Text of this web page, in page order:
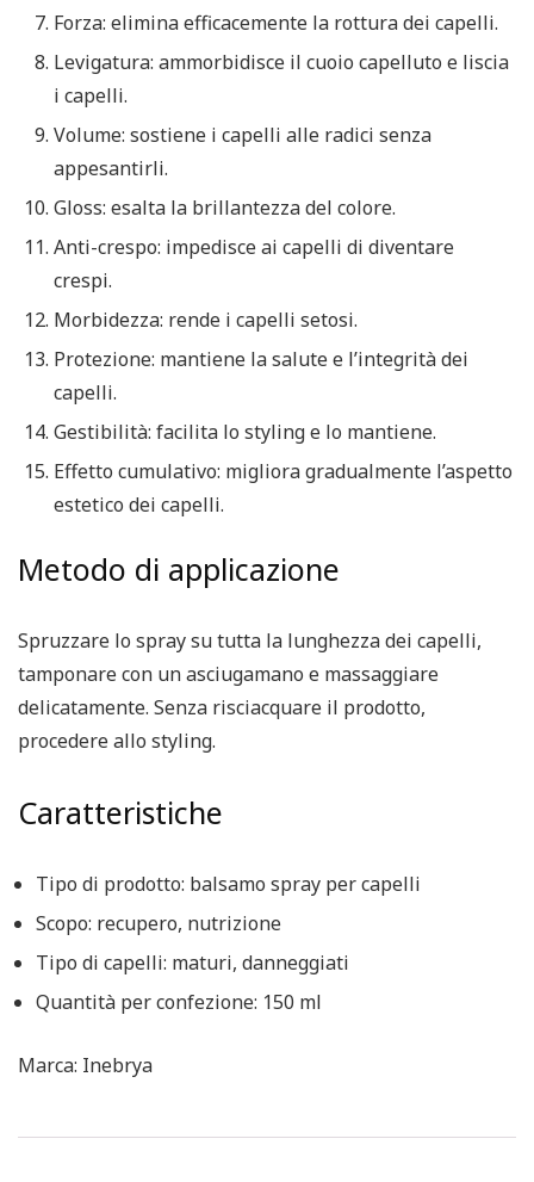
Forza: elimina efficacemente la rottura dei capelli.
Levigatura: ammorbidisce il cuoio capelluto e liscia
i capelli.
Volume: sostiene i capelli alle radici senza
appesantirli.
Gloss: esalta la brillantezza del colore.
Anti-crespo: impedisce ai capelli di diventare
crespi.
Morbidezza: rende i capelli setosi.
Protezione: mantiene la salute e l’integrità dei
capelli.
Gestibilità: facilita lo styling e lo mantiene.
Effetto cumulativo: migliora gradualmente l’aspetto
estetico dei capelli.
Metodo di applicazione
Spruzzare lo spray su tutta la lunghezza dei capelli,
tamponare con un asciugamano e massaggiare
delicatamente. Senza risciacquare il prodotto,
procedere allo styling.
Caratteristiche
Tipo di prodotto: balsamo spray per capelli
Scopo: recupero, nutrizione
Tipo di capelli: maturi, danneggiati
Quantità per confezione: 150 ml
Marca: Inebrya